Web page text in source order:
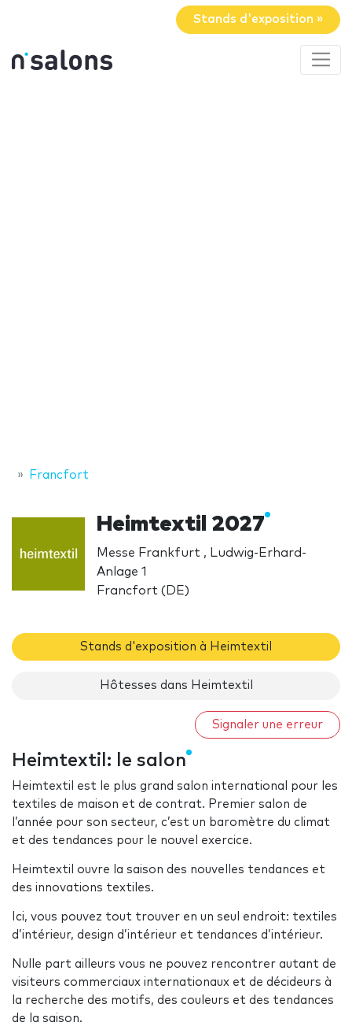
Stands d'exposition »
Francfort
Heimtextil 2027
Messe Frankfurt , Ludwig-Erhard-
Anlage 1
Francfort (DE)
Stands d'exposition à Heimtextil
Hôtesses dans Heimtextil
Signaler une erreur
Heimtextil: le salon
Heimtextil est le plus grand salon international pour les
textiles de maison et de contrat. Premier salon de
l’année pour son secteur, c’est un baromètre du climat
et des tendances pour le nouvel exercice.
Heimtextil ouvre la saison des nouvelles tendances et
des innovations textiles.
Ici, vous pouvez tout trouver en un seul endroit: textiles
d’intérieur, design d’intérieur et tendances d’intérieur.
Nulle part ailleurs vous ne pouvez rencontrer autant de
visiteurs commerciaux internationaux et de décideurs à
la recherche des motifs, des couleurs et des tendances
de la saison.